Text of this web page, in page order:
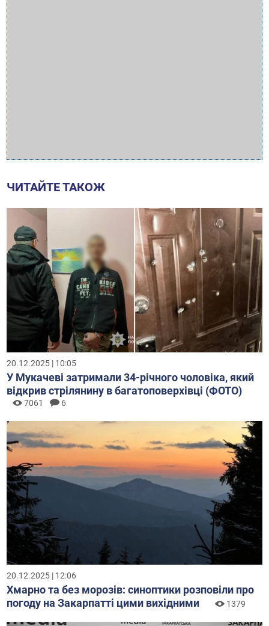
ЧИТАЙТЕ ТАКОЖ
20.12.2025 | 10:05
У Мукачеві затримали 34-річного чоловіка, який
відкрив стрілянину в багатоповерхівці (ФОТО)
7061 6
20.12.2025 | 12:06
Хмарно та без морозів: синоптики розповіли про
погоду на Закарпатті цими вихідними
1379